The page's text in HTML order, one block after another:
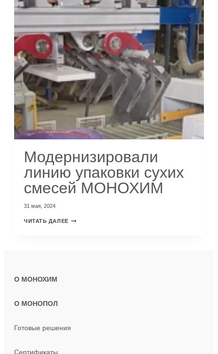
Модернизировали
линию упаковки сухих
смесей МОНОХИМ
31 мая, 2024
ЧИТАТЬ ДАЛЕЕ
О МОНОХИМ
О МОНОПОЛ
Готовые решения
Сертификаты